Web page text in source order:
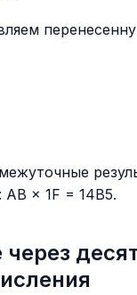
× 1F = 14B5.